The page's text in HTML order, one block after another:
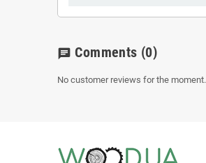
chat Comments (0)
No customer reviews for the moment.